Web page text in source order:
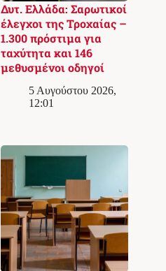
Δυτ. Ελλάδα: Σαρωτικοί
έλεγχοι της Τροχαίας –
1.300 πρόστιμα για
ταχύτητα και 146
μεθυσμένοι οδηγοί
5 Αυγούστου 2026,
12:01